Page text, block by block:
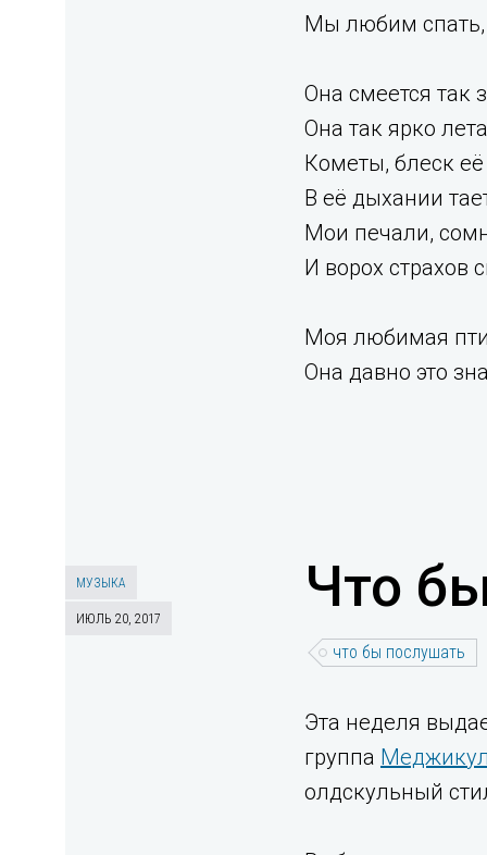
Мы любим спать,
Она смеется так
Она так ярко
Кометы, блеск
В её дыхании
Мои печали,
И ворох страхов
Моя любимая
Она давно это
МУЗЫКА
ИЮЛЬ 20, 2017 Что
что бы послушать
Эта неделя
группа
олдскульный